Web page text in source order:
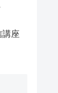
講座